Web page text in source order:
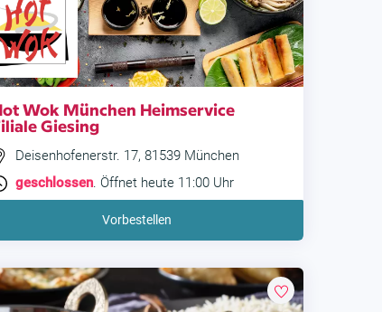
Wok München Heimservice
Giesing
Deisenhofenerstr. 17, 81539 München
geschlossen. Öffnet heute 11:00 Uhr
Vorbestellen